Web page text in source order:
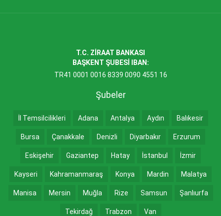
T.C. ZİRAAT BANKASI
BAŞKENT ŞUBESİ IBAN:
TR41 0001 0016 8339 0090 4551 16
Şubeler
İl Temsilcilikleri Adana Antalya Aydın Balıkesir
Bursa Çanakkale Denizli Diyarbakır Erzurum
Eskişehir Gaziantep Hatay İstanbul İzmir
Kayseri Kahramanmaraş Konya Mardin Malatya
Manisa Mersin Muğla Rize Samsun Şanlıurfa
Tekirdağ Trabzon Van